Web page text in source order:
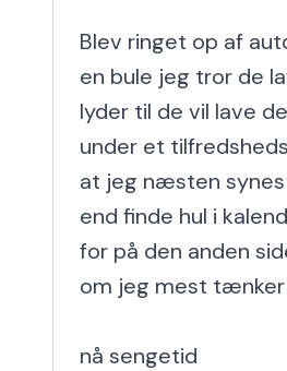
Blev ringet op af
en bule jeg tror de
lyder til de vil lave
under et
at jeg næsten
end finde hul i
for på den anden
om jeg mest
nå sengetid